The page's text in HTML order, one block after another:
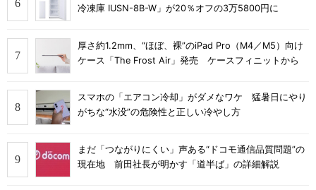
冷凍庫 IUSN-8B-W」が20％オフの3万5800円に
厚さ約1.2mm、“ほぼ、裸”のiPad Pro（M4／M5）向け
ケース「The Frost Air」発売 ケースフィニットから
スマホの「エアコン冷却」がダメなワケ 猛暑日にやり
がちな“水没”の危険性と正しい冷やし方
まだ「つながりにくい」声ある“ドコモ通信品質問題”の
現在地 前田社長が明かす「道半ば」の詳細解説